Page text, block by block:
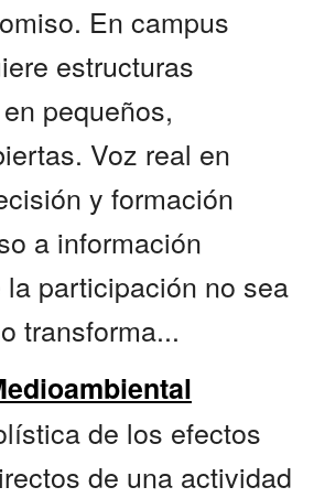
En campus
estructuras
pequeños,
Voz real en
y formación
a información
participación no sea
transforma...
de los efectos
de una actividad